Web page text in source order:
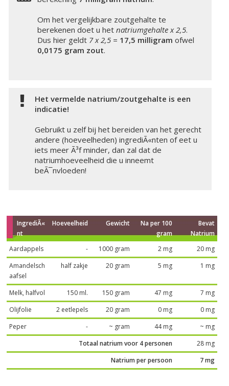
Om het vergelijkbare zoutgehalte te
berekenen doet u hetnatriumgehalte x 2,5.
Dus hier geldt 7 x 2,5 = 17,5 milligram ofwel
0,0175 gram zout.
Het vermelde natrium/zoutgehalte is een
indicatie!
Gebruikt u zelf bij het bereiden van het gerecht
andere (hoeveelheden) ingrediÃ«nten of eet u
iets meer Ã³f minder, dan zal dat de
natriumhoeveelheid die u inneemt
beÃ¯nvloeden!
IngrediÃ«
nt
Hoeveelheid Gewicht
Na per 100
gram
Bevat
Natrium
Aardappels
- 1000 gram 2 mg
20 mg
Amandelsch
aafsel
half zakje 20 gram 5 mg 1 mg
Melk, halfvol 150 ml. 150 gram 47 mg
7 mg
Olijfolie
2 eetlepels 20 gram 0 mg
0 mg
Peper
- ~ gram 44 mg
~ mg
Totaal natrium voor 4 personen
28 mg
Natrium per persoon
7 mg